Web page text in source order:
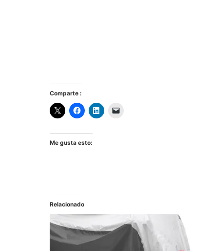
Comparte :
Me gusta esto:
Relacionado